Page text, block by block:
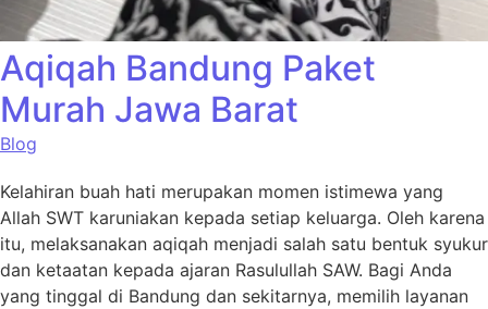
Aqiqah Bandung Paket
Murah Jawa Barat
Blog
Kelahiran buah hati merupakan momen istimewa yang
Allah SWT karuniakan kepada setiap keluarga. Oleh karena
itu, melaksanakan aqiqah menjadi salah satu bentuk syukur
dan ketaatan kepada ajaran Rasulullah SAW. Bagi Anda
yang tinggal di Bandung dan sekitarnya, memilih layanan